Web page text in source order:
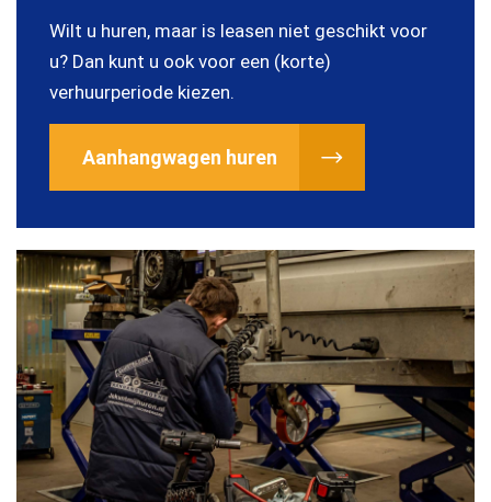
Wilt u huren, maar is leasen niet geschikt voor
u? Dan kunt u ook voor een (korte)
verhuurperiode kiezen.
Aanhangwagen huren